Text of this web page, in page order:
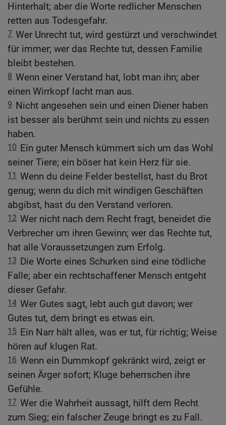
Hinterhalt; aber die Worte redlicher Menschen
retten aus Todesgefahr.
7 Wer Unrecht tut, wird gestürzt und verschwindet
für immer; wer das Rechte tut, dessen Familie
bleibt bestehen.
8 Wenn einer Verstand hat, lobt man ihn; aber
einen Wirrkopf lacht man aus.
9 Nicht angesehen sein und einen Diener haben
ist besser als berühmt sein und nichts zu essen
haben.
10 Ein guter Mensch kümmert sich um das Wohl
seiner Tiere; ein böser hat kein Herz für sie.
11 Wenn du deine Felder bestellst, hast du Brot
genug; wenn du dich mit windigen Geschäften
abgibst, hast du den Verstand verloren.
12 Wer nicht nach dem Recht fragt, beneidet die
Verbrecher um ihren Gewinn; wer das Rechte tut,
hat alle Voraussetzungen zum Erfolg.
13 Die Worte eines Schurken sind eine tödliche
Falle; aber ein rechtschaffener Mensch entgeht
dieser Gefahr.
14 Wer Gutes sagt, lebt auch gut davon; wer
Gutes tut, dem bringt es etwas ein.
15 Ein Narr hält alles, was er tut, für richtig; Weise
hören auf klugen Rat.
16 Wenn ein Dummkopf gekränkt wird, zeigt er
seinen Ärger sofort; Kluge beherrschen ihre
Gefühle.
17 Wer die Wahrheit aussagt, hilft dem Recht
zum Sieg; ein falscher Zeuge bringt es zu Fall.